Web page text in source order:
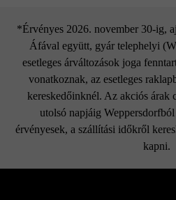
*Érvényes 2026. november 30-ig,
Áfával együtt, gyár telephelyi
esetleges árváltozások joga
vonatkoznak, az esetleges
kereskedőinknél. Az akciós árak
utolsó napjáig
érvényesek, a szállítási időkről
kapni.